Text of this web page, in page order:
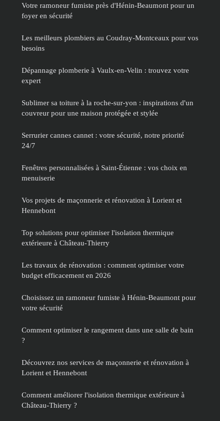
Votre ramoneur fumiste près d'Hénin-Beaumont pour un
foyer en sécurité
Les meilleurs plombiers au Coudray-Montceaux pour vos
besoins
Dépannage plomberie à Vaulx-en-Velin : trouvez votre
expert
Sublimer sa toiture à la roche-sur-yon : inspirations d'un
couvreur pour une maison protégée et stylée
Serrurier cannes cannet : votre sécurité, notre priorité
24/7
Fenêtres personnalisées à Saint-Étienne : vos choix en
menuiserie
Vos projets de maçonnerie et rénovation à Lorient et
Hennebont
Top solutions pour optimiser l'isolation thermique
extérieure à Château-Thierry
Les travaux de rénovation : comment optimiser votre
budget efficacement en 2026
Choisissez un ramoneur fumiste à Hénin-Beaumont pour
votre sécurité
Comment optimiser le rangement dans une salle de bain
?
Découvrez nos services de maçonnerie et rénovation à
Lorient et Hennebont
Comment améliorer l'isolation thermique extérieure à
Château-Thierry ?